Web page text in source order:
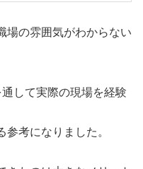
場の雰囲気がわからない
して実際の現場を経験
考になりました。